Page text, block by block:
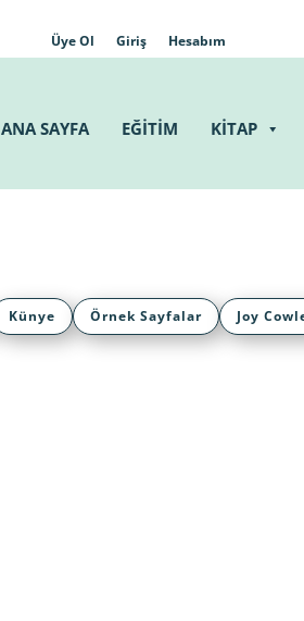
Üye Ol Giriş Hesabım
ANA SAYFA EĞİTİM KİTAP
Künye Örnek Sayfalar Joy